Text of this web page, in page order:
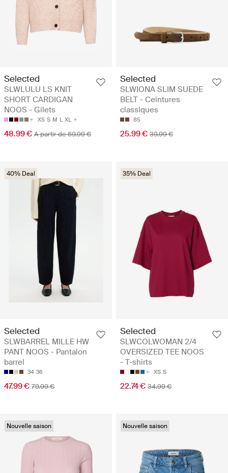
Selected
SLWLULU LS KNIT
SHORT CARDIGAN
NOOS - Gilets
XS S M L XL
48.99 € A partir de 69.99 €
Selected
SLWIONA SLIM SUEDE
BELT - Ceintures
classiques
85
25.99 € 39.99 €
40% Deal
Selected
SLWBARREL MILLE HW
PANT NOOS - Pantalon
barrel
34 36
47.99 € 79.99 €
35% Deal
Selected
SLWCOLWOMAN 2/4
OVERSIZED TEE NOOS
- T-shirts
XS S
22.74 € 34.99 €
Nouvelle saison Nouvelle saison